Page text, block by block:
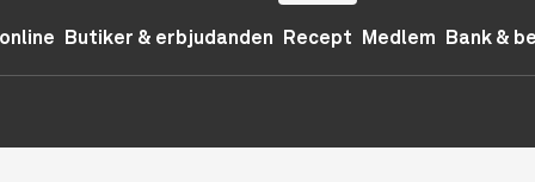
Butiker & erbjudanden Recept Medlem Bank &